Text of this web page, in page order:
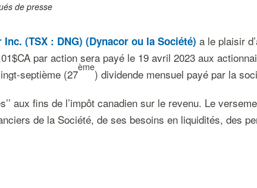
de presse
(TSX : DNG) (Dynacor ou la Société) a le plaisir
par action sera payé le 19 avril 2023 aux
septième (27
ème
) dividende mensuel payé par la
aux fins de l’impôt canadien sur le revenu. Le
de la Société, de ses besoins en liquidités, des